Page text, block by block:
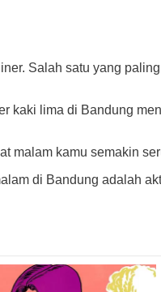
Salah satu yang
kaki lima di Bandung
malam kamu semakin
di Bandung adalah